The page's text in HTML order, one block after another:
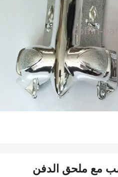
مع ملحق الدفن